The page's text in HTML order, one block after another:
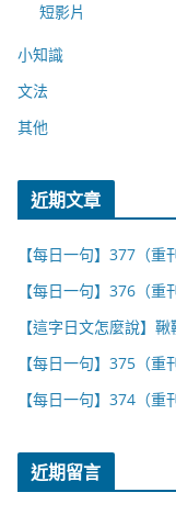
短影片
小知識
文法
其他
近期文章
【每日一句】377（重
【每日一句】376（重
【這字日文怎麼說】鞦
【每日一句】375（重
【每日一句】374（重
近期留言